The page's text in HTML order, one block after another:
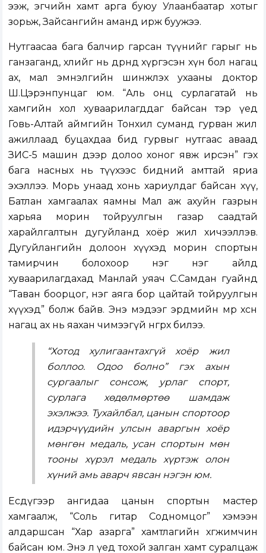
ээж, эгчийн хамт арга буюу Улаанбаатар хотыг
зорьж, Зайсангийн аманд ирж буужээ.
Нутгаасаа бага балчир гарсан түүнийг гарыг нь
ганзаганд, хөлийг нь дөрөөнд хүргэсэн хүн бол нагац
ах, мал эмнэлгийн шинжлэх ухааны доктор
Ш.Цэрэнпунцаг юм. “Аль онц сурлагатай нь
хамгийн хол хуваарилагддаг байсан тэр үед
Говь-Алтай аймгийн Тонхил суманд гурван жил
ажиллаад буцахдаа бид гурвыг нутгаас аваад
ЗИС-5 машин дээр долоо хоног явж ирсэн” гэх
бага насных нь түүхээс бидний амттай яриа
эхэллээ. Морь унаад хонь хариулдаг байсан хүү,
Батлан хамгаалах яамны Мал аж ахуйн газрын
харьяа морин тойруулгын газар саадтай
харайлгалтын дугуйланд хоёр жил хичээллэв.
Дугуйлангийн долоон хүүхэд морин спортын
тамирчин болохоор нэг нэг айлд
хуваарилагдахад Манлай уяач С.Самдан гуайнд
“Таван боорцог, нэг аяга бор цайтай тойруулгын
хүүхэд” болж байв. Энэ мэдээг эрдмийн мөр хөөсөн
нагац ах нь яахан чимээгүй өнгөрөөх билээ.
“Хотод хулигаантахгүй хоёр жил
боллоо. Одоо болно” гэх ахын
сургаалыг сонсож, урлаг спорт,
сурлага хөдөлмөртөө шамдаж
эхэлжээ. Тухайлбал, цанын спортоор
идэрчүүдийн улсын аваргын хоёр
мөнгөн медаль, усан спортын мөн
тооны хүрэл медаль хүртэж олон
хүний амь аварч явсан нэгэн юм.
Есдүгээр ангидаа цанын спортын мастер
хамгаалж, “Соль гитар Содномцог” хэмээн
алдаршсан “Хар азарга” хамтлагийн хөгжимчин
байсан юм. Энэ л үед тохой залган хамт суралцаж